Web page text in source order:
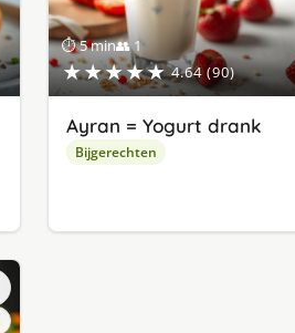
⏱ 5 min👥 1
★★★★★ 4.64 (90)
Ayran = Yogurt drank
Bijgerechten